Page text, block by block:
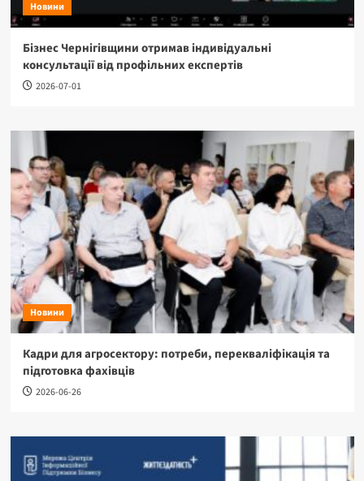
Новини
Бізнес Чернігівщини отримав індивідуальні
консультації від профільних експертів
2026-07-01
Новини
Кадри для агросектору: потреби, перекваліфікація та
підготовка фахівців
2026-06-26